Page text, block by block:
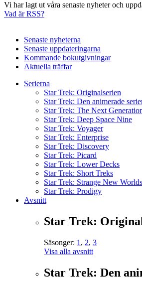
Vi har lagt ut våra senaste nyheter och
Vad är RSS?
Senaste nyheterna
Senaste uppdateringarna
Kommande bokutgivningar
Aktuella träffar
Serierna
Star Trek: Originalserien
Star Trek: Den animerade
Star Trek: The Next
Star Trek: Deep Space Nine
Star Trek: Voyager
Star Trek: Enterprise
Star Trek: Discovery
Star Trek: Picard
Star Trek: Lower Decks
Star Trek: Short Treks
Star Trek: Strange New Worlds
Star Trek: Prodigy
Avsnitt
Star Trek:
Säsonger: 1 , 2, 3
Visa alla avsnitt
Star Trek: Den